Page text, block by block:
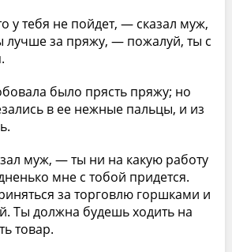
у тебя не пойдет, — сказал муж,
лучше за пряжу, — пожалуй, ты с
было прясть пряжу; но
в ее нежные пальцы, и из
муж, — ты ни на какую работу
мне с тобой придется.
за торговлю горшками и
Ты должна будешь ходить на
товар.